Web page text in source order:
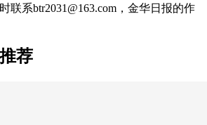
联系btr2031@163.com，金华日报的作
荐